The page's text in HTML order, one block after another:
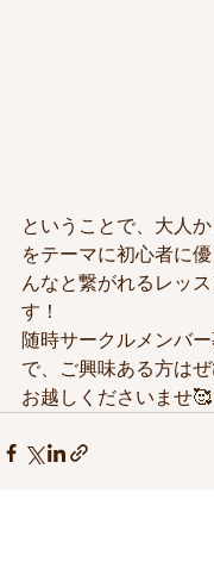
ということで、大人
をテーマに初心者に
んなと繋がれるレッ
す！
随時サークルメンバ
で、ご興味ある方は
お越しくださいませ🥰